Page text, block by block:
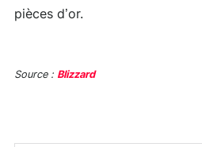
pièces d’or.
Source : Blizzard